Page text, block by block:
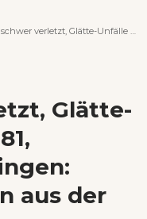
Glätte-Unfälle auf der A 81, Einbruch in Deißlingen: Polizei-Meldungen aus der Region
Glätte-
aus der